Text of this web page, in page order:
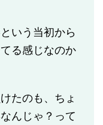
いう当初から
る感じなのか
たのも、ちょ
んじゃ？って